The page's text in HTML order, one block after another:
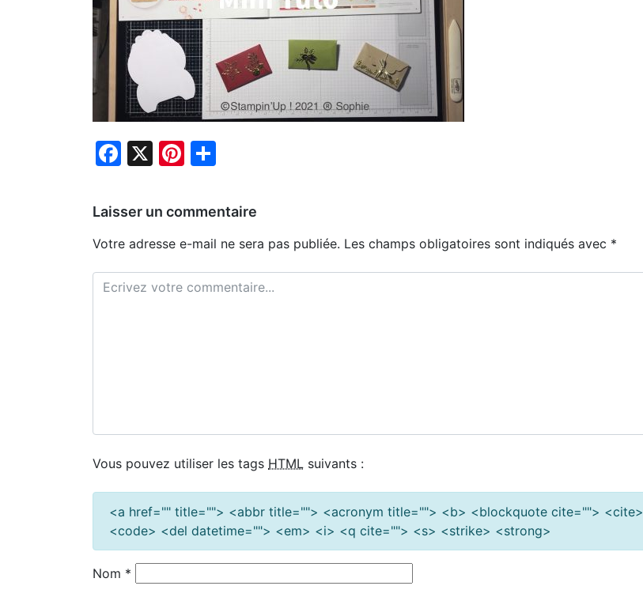
Facebook
X Pinterest
Laisser un commentaire
Votre adresse e-mail ne sera pas publiée. Les champs obligatoires sont indiqués avec *
Vous pouvez utiliser les tags HTML suivants :
<a href="" title=""> <abbr title=""> <acronym title=""> <b> <blockquote cite=""> <cite>
<code> <del datetime=""> <em> <i> <q cite=""> <s> <strike> <strong>
Nom *